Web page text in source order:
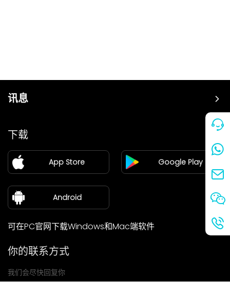
讯息
价格
加盟
新闻中心
关于我们
下载
App Store Google Play
Android
可在PC官网下载Windows和Mac端软件
你的联系方式
我们会尽快回复你